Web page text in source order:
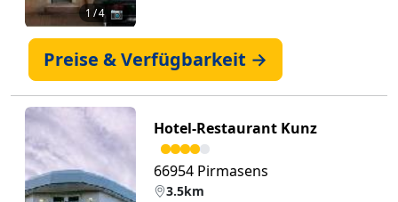
1 / 4 📷
Preise & Verfügbarkeit →
Hotel-Restaurant Kunz
66954 Pirmasens
3.5km